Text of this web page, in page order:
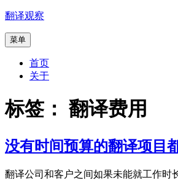
跳
内
翻译观察
菜单
首页
关于
标签： 翻译费用
没有时间预算的翻译项目
翻译公司和客户之间如果未能就工作时